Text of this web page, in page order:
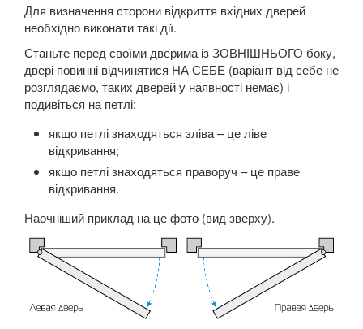
Для визначення сторони відкриття вхідних дверей
необхідно виконати такі дії.
Станьте перед своїми дверима із ЗОВНІШНЬОГО боку,
двері повинні відчинятися НА СЕБЕ (варіант від себе не
розглядаємо, таких дверей у наявності немає) і
подивіться на петлі:
якщо петлі знаходяться зліва – це ліве
відкривання;
якщо петлі знаходяться праворуч – це праве
відкривання.
Наочніший приклад на це фото (вид зверху).